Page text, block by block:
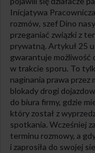
Inicjatywa
rozmów, szef Dino
przeganiać związki z
prywatną. Artykuł 25
gwarantuje możliwość
w trakcie sporu. To
naginania prawa
blokady drogi
do biura firmy, gdzie
który został z
spotkania. Wcześniej
terminu rozmowy, a
i zaprosiła do swojej